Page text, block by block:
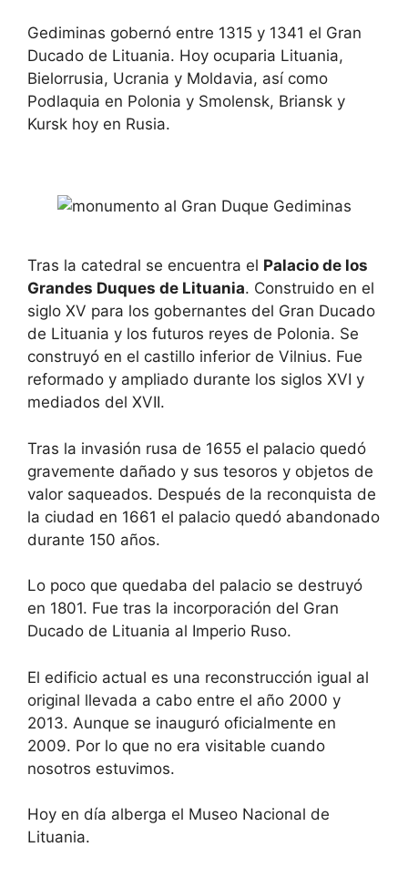
Gediminas gobernó entre 1315 y 1341 el Gran
Ducado de Lituania. Hoy ocuparia Lituania,
Bielorrusia, Ucrania y Moldavia, así como
Podlaquia en Polonia y Smolensk, Briansk y
Kursk hoy en Rusia.
Tras la catedral se encuentra el Palacio de los
Grandes Duques de Lituania. Construido en el
siglo XV para los gobernantes del Gran Ducado
de Lituania y los futuros reyes de Polonia. Se
construyó en el castillo inferior de Vilnius. Fue
reformado y ampliado durante los siglos XVI y
mediados del XVII.
Tras la invasión rusa de 1655 el palacio quedó
gravemente dañado y sus tesoros y objetos de
valor saqueados. Después de la reconquista de
la ciudad en 1661 el palacio quedó abandonado
durante 150 años.
Lo poco que quedaba del palacio se destruyó
en 1801. Fue tras la incorporación del Gran
Ducado de Lituania al Imperio Ruso.
El edificio actual es una reconstrucción igual al
original llevada a cabo entre el año 2000 y
2013. Aunque se inauguró oficialmente en
2009. Por lo que no era visitable cuando
nosotros estuvimos.
Hoy en día alberga el Museo Nacional de
Lituania.